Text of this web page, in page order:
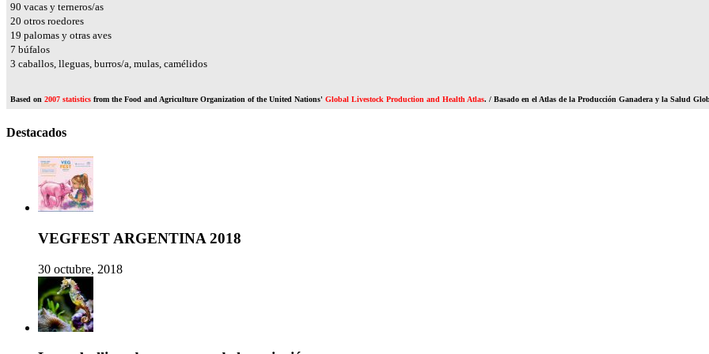
106vacas y terneros/as
24 otros roedores
23 palomas y otras aves
8 búfalos
3 caballos, lleguas, burros/a, mulas, camélidos
Based on 2007 statistics from the Food and Agriculture Organization of the United Nations' Global Livestock Production and Health Atlas. / Basado en el Atlas de la Producción Ganadera y la Salud
Destacados
VEGFEST ARGENTINA 2018
30 octubre, 2018